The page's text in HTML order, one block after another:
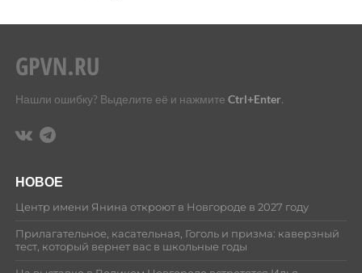
Нашли ошибку? Выделите её и нажмите Ctrl+Enter.
НОВОЕ
Центр имени Янина откроют в Новгороде в 2027 году
Прилагательное, касательная, Гоголь и призма: каверзный
тест, который вернет вас в школьные годы